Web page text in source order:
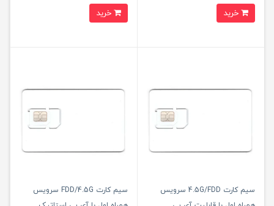
سیم کارت 4.5G/FDD سرویس
سیم کارت FDD/4.5G سرویس